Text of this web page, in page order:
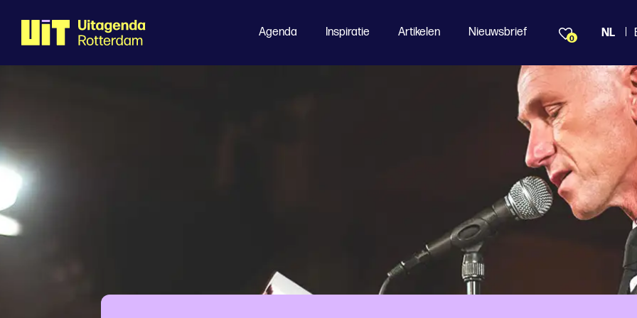
Agenda Inspiratie Artikelen Nieuwsbrief 0 NL